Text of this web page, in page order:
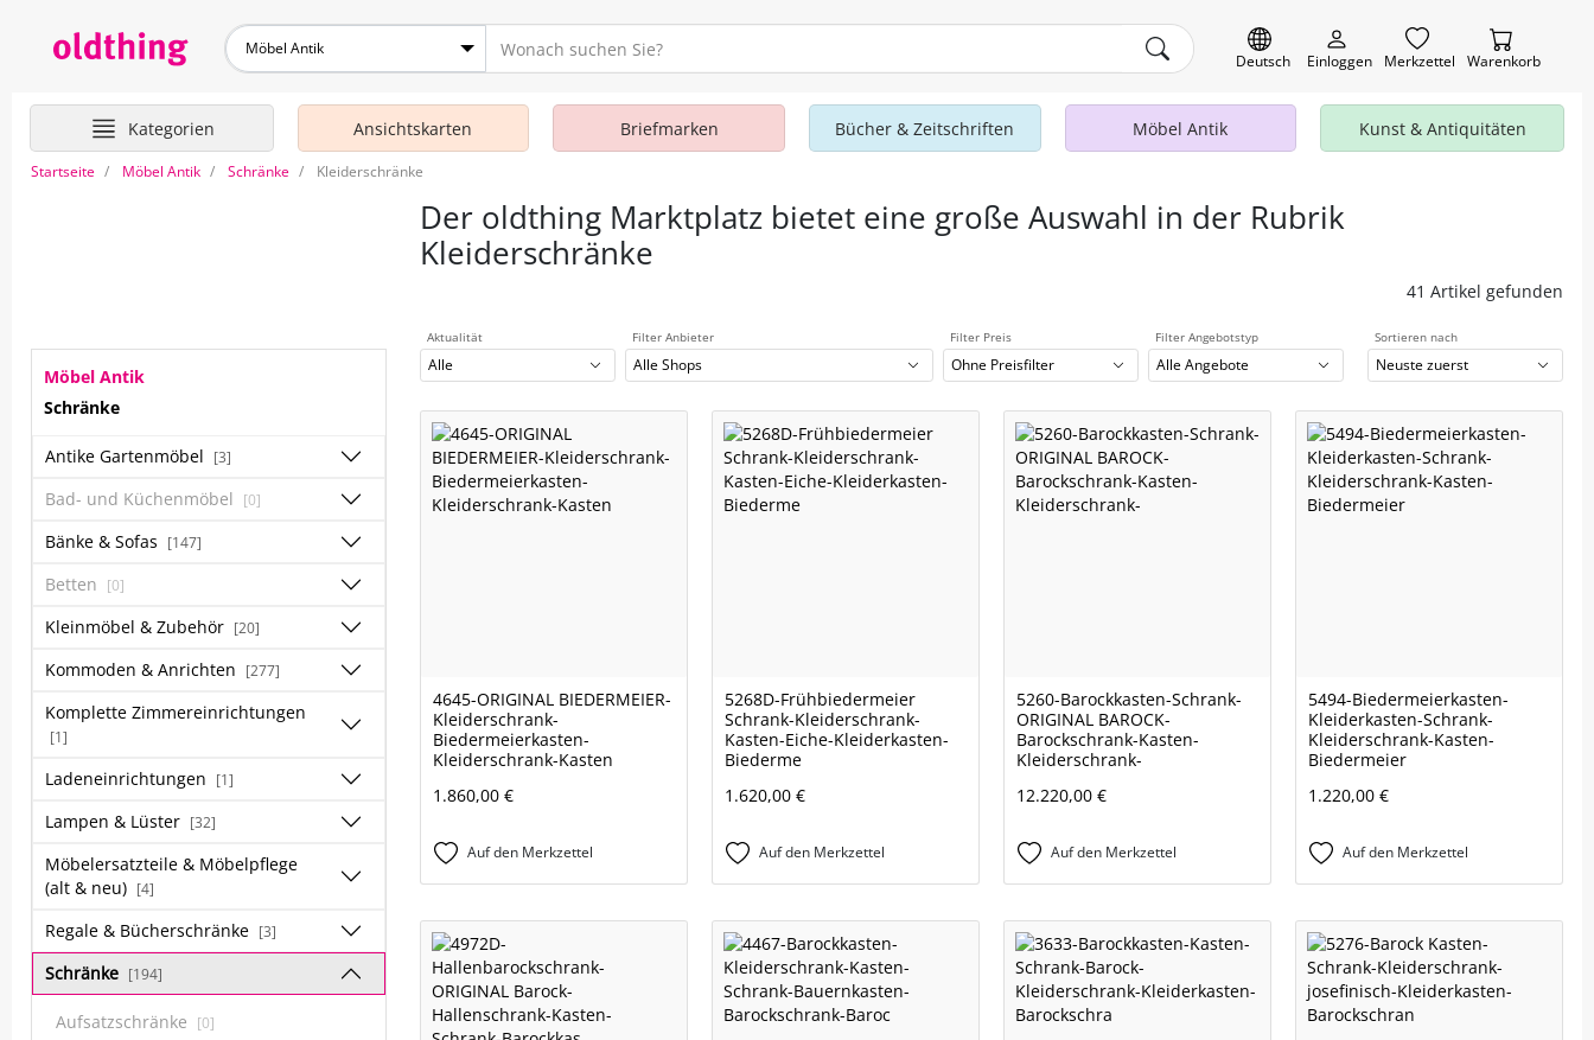
Möbel Antik
Deutsch Einloggen Merkzettel Warenkorb
Kategorien Ansichtskarten Briefmarken Bücher & Zeitschriften Möbel Antik Kunst & Antiquitäten
Startseite Möbel Antik Schränke Kleiderschränke
Der oldthing Marktplatz bietet eine große Auswahl in der Rubrik
Kleiderschränke
41 Artikel gefunden
Möbel Antik
Schränke
Antike Gartenmöbel [3]
Bad- und Küchenmöbel [0]
Bänke & Sofas [147]
Betten [0]
Kleinmöbel & Zubehör [20]
Kommoden & Anrichten [277]
Komplette Zimmereinrichtungen
[1]
Ladeneinrichtungen [1]
Lampen & Lüster [32]
Möbelersatzteile & Möbelpflege
(alt & neu) [4]
Regale & Bücherschränke [3]
Schränke [194]
Aufsatzschränke [0]
Aktualität
Alle
Filter Anbieter
Alle Shops
Filter Preis
Ohne Preisfilter
Filter Angebotstyp
Alle Angebote
Sortieren nach
Neuste zuerst
4645-ORIGINAL BIEDERMEIER-
Kleiderschrank-
Biedermeierkasten-
Kleiderschrank-Kasten
1.860,00 €
Auf den Merkzettel
5268D-Frühbiedermeier
Schrank-Kleiderschrank-
Kasten-Eiche-Kleiderkasten-
Biederme
1.620,00 €
Auf den Merkzettel
5260-Barockkasten-Schrank-
ORIGINAL BAROCK-
Barockschrank-Kasten-
Kleiderschrank-
12.220,00 €
Auf den Merkzettel
5494-Biedermeierkasten-
Kleiderkasten-Schrank-
Kleiderschrank-Kasten-
Biedermeier
1.220,00 €
Auf den Merkzettel